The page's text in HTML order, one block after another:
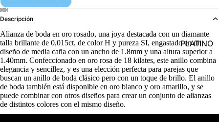
PLATINO
Descripción
Alianza de boda en oro rosado, una joya destacada con un diamante
talla brillante de 0,015ct, de color H y pureza SI, engastado en un
diseño de media caña con un ancho de 1.8mm y una altura superior a
1.40mm. Confeccionado en oro rosa de 18 kilates, este anillo combina
elegancia y sencillez, y es una elección perfecta para parejas que
buscan un anillo de boda clásico pero con un toque de brillo. El anillo
de boda también está disponible en oro blanco y oro amarillo, y se
puede combinar con otros diseños para crear un conjunto de alianzas
de distintos colores con el mismo diseño.